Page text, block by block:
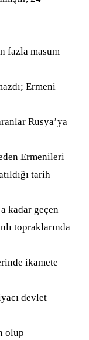
fazla masum
Ermeni
Rusya’ya
Ermenileri
tarih
kadar geçen
topraklarında
ikamete
devlet
olup